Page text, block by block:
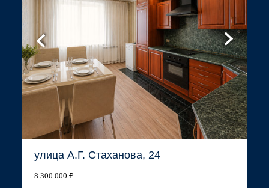
улица А.Г. Стаханова, 24
8 300 000 ₽